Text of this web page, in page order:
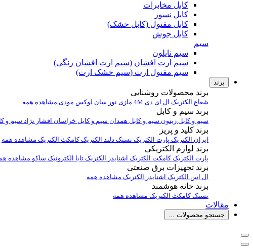
کابل مخابرات
کابل نسوز
کابل مفتول (کابل خشک)
کابل جوش
سیم
سیم نایلون
سیم ارت افشان (سیم ارت افشان رنگی)
سیم مفتول ارت (سیم خشک ارت)
برند
برند محصولات روشنایی
شعاع الکتریک ال ای دی 4M مازی نور سان لوکس مودی مشاهده همه
برند سیم و کابل
سیم و کابل زیتون سیم و کابل همدان سیم و کابل خراسان افشار نژاد سیم و
برند کلید و پریز
ایران الکتریک پارت الکتریک نستک دلند الکتریککامکث الکتریک مشاهده همه
برند لوازم الکتریکی
پارت الکتریککامکث الکتریک اشنایدر الکتریک تابا الکترونیک ساکو مشاهده
برند تجهیزات برق صنعتی
ال اس الکتریک اشنایدر الکتریک مشاهده همه
برند خانه هوشمند
نستککامکث الکتریک مشاهده همه
مقالات
جستجو محصولات ...